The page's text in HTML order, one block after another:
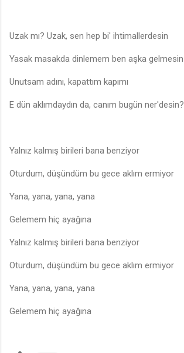
Uzak mı? Uzak, sen hep bi' ihtimallerdesin
Yasak masakda dinlemem ben aşka gelmesin
Unutsam adını, kapattım kapımı
E dün aklımdaydın da, canım bugün ner'desin?
Yalnız kalmış birileri bana benziyor
Oturdum, düşündüm bu gece aklım ermiyor
Yana, yana, yana, yana
Gelemem hiç ayağına
Yalnız kalmış birileri bana benziyor
Oturdum, düşündüm bu gece aklım ermiyor
Yana, yana, yana, yana
Gelemem hiç ayağına